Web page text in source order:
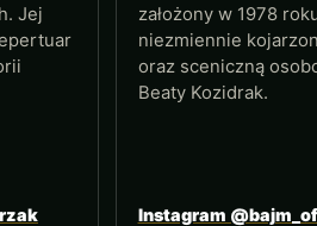
Jej
założony w 1978
niezmiennie
oraz sceniczną
Beaty Kozidrak.
Instagram